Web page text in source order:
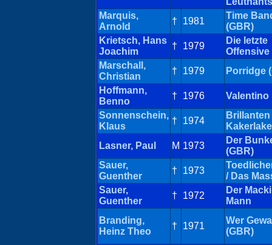
Marquis,
Arnold
† 1981
Time
(GBR)
Krietsch, Hans
Joachim
† 1979
Die letzte
Offensive
Marschall,
Christian
† 1979
Porridge
Hoffmann,
Benno
† 1976
Valentino
Sonnenschein,
Klaus
† 1974
Lasner, Paul
M 1973
Der
(GBR)
Sauer,
Guenther
† 1973
/ Das
Sauer,
Guenther
† 1972
Der
Mann
Branding,
Heinz Theo
† 1971
Wer
(GBR)